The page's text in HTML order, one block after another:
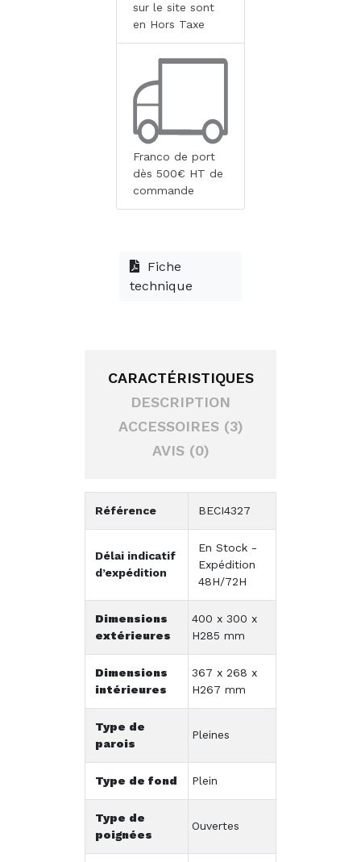
sur le site sont
en Hors Taxe
Franco de port
dès 500€ HT de
commande
Fiche
technique
CARACTÉRISTIQUES
DESCRIPTION
ACCESSOIRES (3)
AVIS (0)
Référence BECI4327
Délai indicatif
d’expédition
En Stock -
Expédition
48H/72H
Dimensions
extérieures
400 x 300 x
H285 mm
Dimensions
intérieures
367 x 268 x
H267 mm
Type de
parois
Pleines
Type de fond Plein
Type de
poignées
Ouvertes